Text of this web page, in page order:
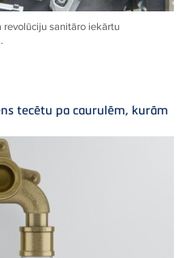
revolūciju sanitāro iekārtu
tecētu pa caurulēm, kurām